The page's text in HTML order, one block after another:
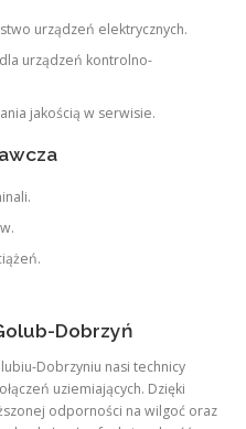
urządzeń elektrycznych.
urządzeń kontrolno-
jakością w serwisie.
Dobrzyń
Dobrzyniu nasi technicy
uziemiających. Dzięki
odporności na wilgoć oraz